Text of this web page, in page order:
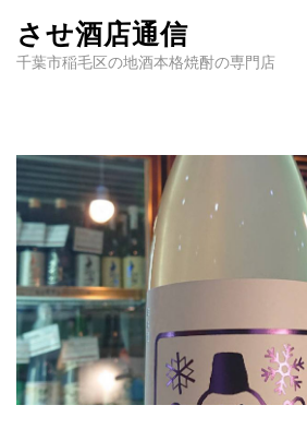
させ酒店通信
千葉市稲毛区の地酒本格焼酎の専門店